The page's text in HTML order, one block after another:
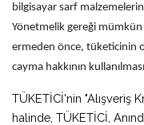
bilgisayar sarf
Yönetmelik gereği mümkün
ermeden önce, tüketicinin
cayma hakkının
TÜKETİCİ'nin "Alışveriş
halinde, TÜKETİCİ,